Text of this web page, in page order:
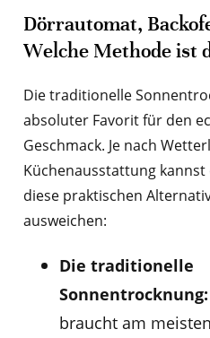
Dörrautomat,
Welche Methode ist
Die traditionelle
absoluter Favorit für den
Geschmack. Je nach
Küchenausstattung
diese praktischen
ausweichen:
Die traditionelle
Sonnentrocknung:
braucht am